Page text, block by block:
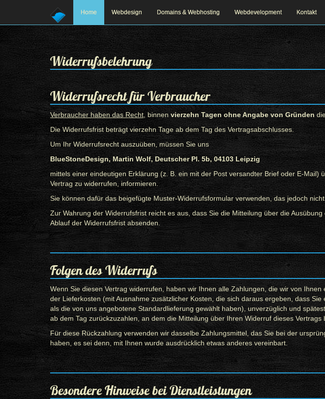
Home Webdesign Domains & Webhosting Webdevelopment Kontakt
Widerrufsbelehrung
Widerrufsrecht für Verbraucher
Verbraucher haben das Recht , binnenvierzehn Tagen ohne Angabe von Gründen
Die Widerrufsfrist beträgt vierzehn Tage ab dem Tag des Vertragsabschlusses.
Um Ihr Widerrufsrecht auszuüben, müssen Sie uns
BlueStoneDesign, Martin Wolf, Deutscher Pl. 5b, 04103 Leipzig
mittels einer eindeutigen Erklärung (z. B. ein mit der Post versandter Brief oder E-Mail)
Vertrag zu widerrufen, informieren.
Sie können dafür das beigefügte Muster-Widerrufsformular verwenden, das jedoch
Zur Wahrung der Widerrufsfrist reicht es aus, dass Sie die Mitteilung über die
Ablauf der Widerrufsfrist absenden.
Folgen des Widerrufs
Wenn Sie diesen Vertrag widerrufen, haben wir Ihnen alle Zahlungen, die wir von
der Lieferkosten (mit Ausnahme zusätzlicher Kosten, die sich daraus ergeben, dass Sie
als die von uns angebotene Standardlieferung gewählt haben), unverzüglich und
ab dem Tag zurückzuzahlen, an dem die Mitteilung über Ihren Widerruf dieses Vertrags
Für diese Rückzahlung verwenden wir dasselbe Zahlungsmittel, das Sie bei der
haben, es sei denn, mit Ihnen wurde ausdrücklich etwas anderes vereinbart.
Besondere Hinweise bei Dienstleistungen
Prev Next